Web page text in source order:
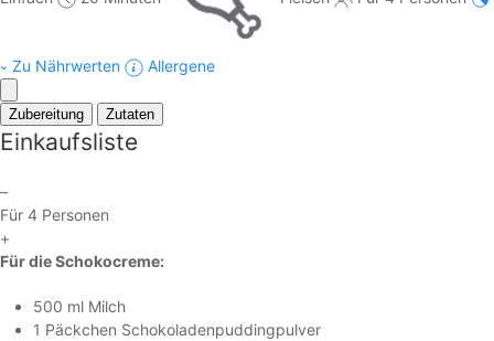
Zu Nährwerten Allergene
Zubereitung Zutaten
Einkaufsliste
–
Für 4 Personen
+
Für die Schokocreme:
500 ml Milch
1 Päckchen Schokoladenpuddingpulver